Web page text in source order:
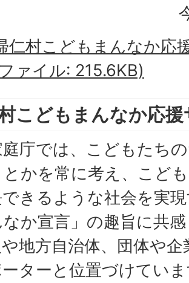
仁村こどもまんなか応
ァイル: 215.6KB)
こどもまんなか応
庁では、こどもたち
とかを常に考え、こど
きるような社会を実
か宣言」の趣旨に共
地方自治体、団体や
ターと位置づけてい